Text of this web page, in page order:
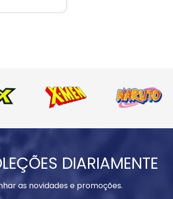
DIARIAMENTE
as novidades e promoções.